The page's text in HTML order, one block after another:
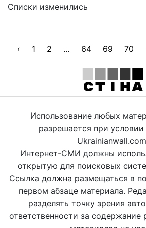
Списки изменились
‹ 1 2 ... 64 69 70
Использование любых
разрешается при
Интернет-СМИ должны
открытую для поисковых
Ссылка должна размещаться в
первом абзаце материала.
разделять точку зрения
ответственности за содержание